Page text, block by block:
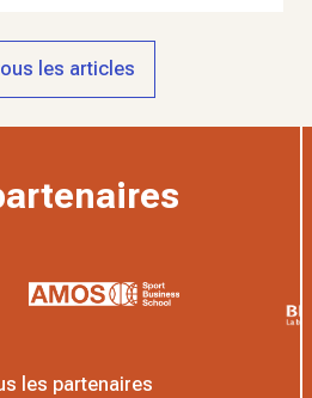
les articles
les partenaires